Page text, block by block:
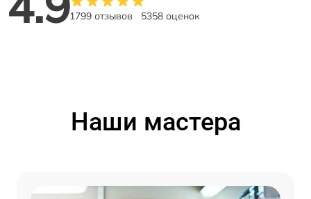
1799 отзывов 5358 оценок
Наши мастера